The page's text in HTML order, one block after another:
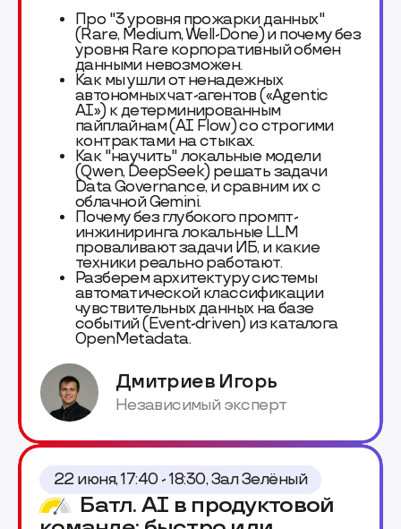
Про "3 уровня прожарки данных"
(Rare, Medium, Well-Done) и почему без
уровня Rare корпоративный обмен
данными невозможен.
Как мы ушли от ненадежных
автономных чат-агентов («Agentic
AI») к детерминированным
пайплайнам (AI Flow) со строгими
контрактами на стыках.
Как "научить" локальные модели
(Qwen, DeepSeek) решать задачи
Data Governance, и сравним их с
облачной Gemini.
Почему без глубокого промпт-
инжиниринга локальные LLM
проваливают задачи ИБ, и какие
техники реально работают.
Разберем архитектуру системы
автоматической классификации
чувствительных данных на базе
событий (Event-driven) из каталога
OpenMetadata.
Дмитриев Игорь
Независимый эксперт
22 июня, 17:40 - 18:30, Зал Зелёный
Батл. AI в продуктовой